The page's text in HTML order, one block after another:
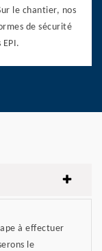
le chantier, nos
de sécurité
à effectuer
le